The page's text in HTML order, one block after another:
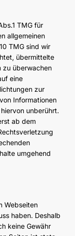
TMG für
allgemeinen
TMG sind wir
übermittelte
zu überwachen
eine
zur
Informationen
unberührt.
ab dem
umgehend
Webseiten
haben. Deshalb
keine Gewähr